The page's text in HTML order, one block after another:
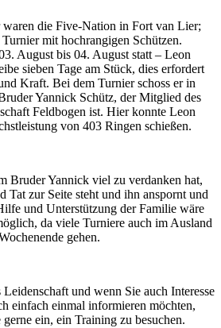
die Five-Nation in Fort van Lier;
mit hochrangigen Schützen.
August bis 04. August statt – Leon
sieben Tage am Stück, dies erfordert
Kraft. Bei dem Turnier schoss er in
Yannick Schütz, der Mitglied des
Feldbogen ist. Hier konnte Leon
von 403 Ringen schießen.
Bruder Yannick viel zu verdanken hat,
Tat zur Seite steht und ihn anspornt und
und Unterstützung der Familie wäre
da viele Turniere auch im Ausland
gehen.
und wenn Sie auch Interesse
einfach einmal informieren möchten,
ein, ein Training zu besuchen.